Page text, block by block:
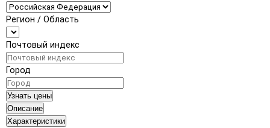
Регион / Область
Почтовый индекс
Город
Узнать цены
Описание
Характеристики